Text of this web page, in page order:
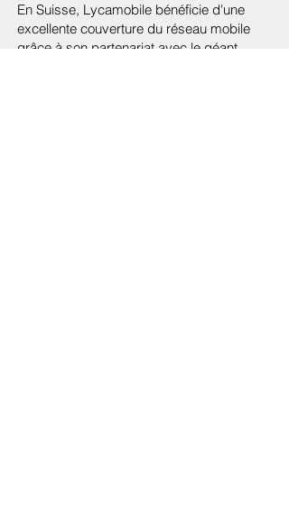
En Suisse, Lycamobile bénéficie d'une
excellente couverture du réseau mobile
grâce à son partenariat avec le géant